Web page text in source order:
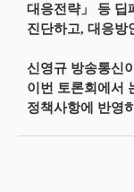
대응전략」 등 딥
진단하고, 대응방
신영규 방송통신
이번 토론회에서
정책사항에 반영